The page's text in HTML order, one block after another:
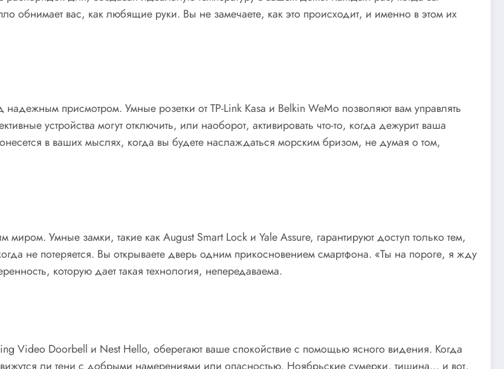
обнимает вас, как любящие руки. Вы не замечаете, как это происходит, и именно в этом их
надежным присмотром. Умные розетки от TP-Link Kasa и Belkin WeMo позволяют вам управлять
устройства могут отключить, или наоборот, активировать что-то, когда дежурит ваша
в ваших мыслях, когда вы будете наслаждаться морским бризом, не думая о том,
Умные замки, такие как August Smart Lock и Yale Assure, гарантируют доступ только тем,
не потеряется. Вы открываете дверь одним прикосновением смартфона. «Ты на пороге, я жду
которую дает такая технология, непередаваема.
Video Doorbell и Nest Hello, оберегают ваше спокойствие с помощью ясного видения. Когда
ли тени с добрыми намерениями или опасностью. Ноябрьские сумерки, тишина… и вот,